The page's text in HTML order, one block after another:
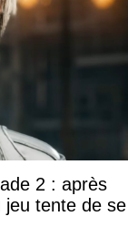
2 : après
jeu tente de se